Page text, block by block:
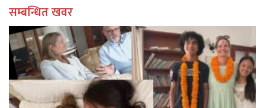
सम्बन्धित खवर